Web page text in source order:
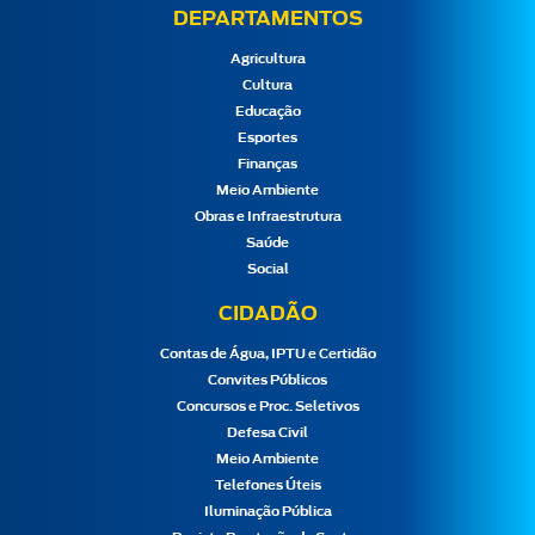
DEPARTAMENTOS
Agricultura
Cultura
Educação
Esportes
Finanças
Meio Ambiente
Obras e Infraestrutura
Saúde
Social
CIDADÃO
Contas de Água, IPTU e Certidão
Convites Públicos
Concursos e Proc. Seletivos
Defesa Civil
Meio Ambiente
Telefones Úteis
Iluminação Pública